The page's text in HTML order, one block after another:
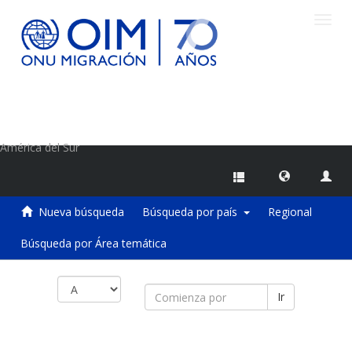
América del Sur
Nueva búsqueda Búsqueda por país Regional
Búsqueda por Área temática
Ir